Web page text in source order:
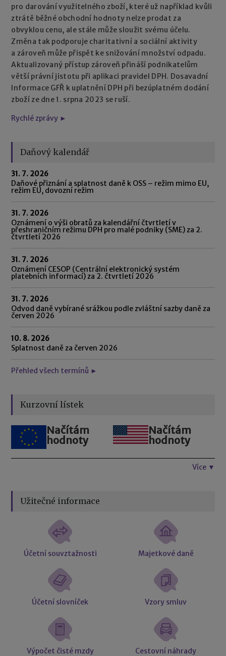
pro darování využitelného zboží, které už například kvůli
ztrátě běžné obchodní hodnoty nelze prodat za
obvyklou cenu, ale stále může sloužit svému účelu.
Změna tak podporuje charitativní a sociální aktivity
a zároveň může přispět ke snižování množství odpadu.
Aktualizovaný přístup zároveň přináší podnikatelům
větší právní jistotu při aplikaci pravidel DPH. Dosavadní
Informace GFŘ k uplatnění DPH při bezúplatném dodání
zboží ze dne 1. srpna 2023 se ruší.
Rychlé zprávy ►
Daňový kalendář
31. 7. 2026
Daňové přiznání a splatnost daně k OSS – režim mimo EU,
režim EU, dovozní režim
31. 7. 2026
Oznámení o výši obratů za kalendářní čtvrtletí v
přeshraničním režimu DPH pro malé podniky (SME) za 2.
čtvrtletí 2026
31. 7. 2026
Oznámení CESOP (Centrální elektronický systém
platebních informací) za 2. čtvrtletí 2026
31. 7. 2026
Odvod daně vybírané srážkou podle zvláštní sazby daně za
červen 2026
10. 8. 2026
Splatnost daně za červen 2026
Přehled všech termínů ►
Kurzovní lístek
Načítám
hodnoty
Načítám
hodnoty
Více ▼
Užitečné informace
Účetní souvztažnosti Majetkové daně
Účetní slovníček Vzory smluv
Výpočet čisté mzdy Cestovní náhrady